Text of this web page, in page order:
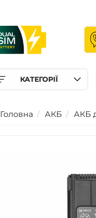
КАТЕГОРІЇ
Головна АКБ АКБ